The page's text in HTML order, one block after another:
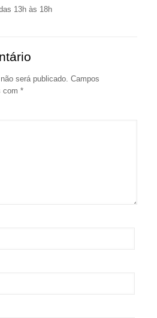
13h às 18h
será publicado. Campos
com *